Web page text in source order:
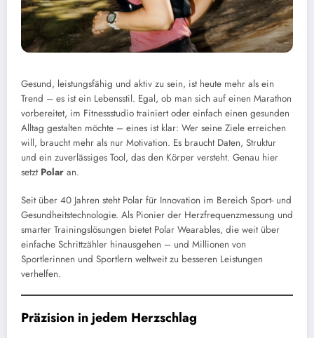
Gesund, leistungsfähig und aktiv zu sein, ist heute mehr als ein
Trend – es ist ein Lebensstil. Egal, ob man sich auf einen Marathon
vorbereitet, im Fitnessstudio trainiert oder einfach einen gesunden
Alltag gestalten möchte – eines ist klar: Wer seine Ziele erreichen
will, braucht mehr als nur Motivation. Es braucht Daten, Struktur
und ein zuverlässiges Tool, das den Körper versteht. Genau hier
setzt Polar an.
Seit über 40 Jahren steht Polar für Innovation im Bereich Sport- und
Gesundheitstechnologie. Als Pionier der Herzfrequenzmessung und
smarter Trainingslösungen bietet Polar Wearables, die weit über
einfache Schrittzähler hinausgehen – und Millionen von
Sportlerinnen und Sportlern weltweit zu besseren Leistungen
verhelfen.
Präzision in jedem Herzschlag